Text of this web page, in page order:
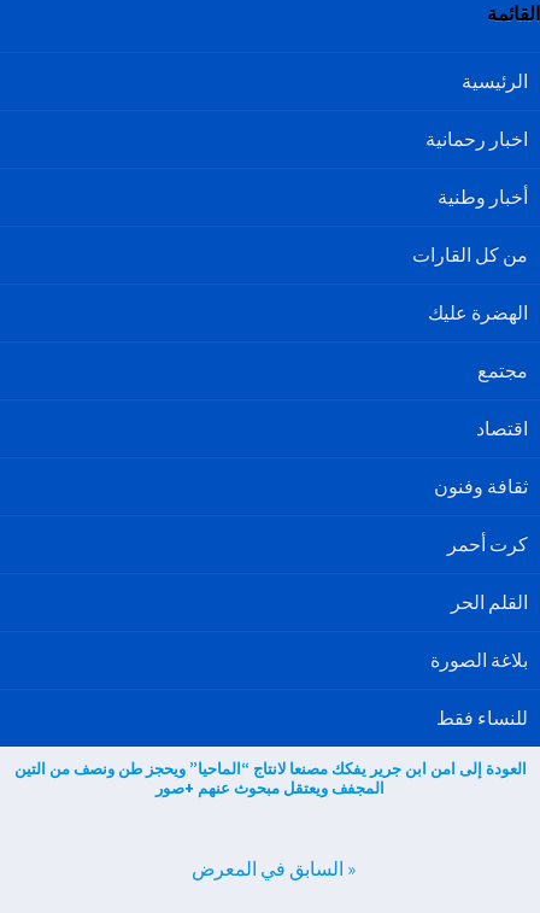
القائمة
الرئيسية
اخبار رحمانية
أخبار وطنية
من كل القارات
الهضرة عليك
مجتمع
اقتصاد
ثقافة وفنون
كرت أحمر
القلم الحر
بلاغة الصورة
للنساء فقط
العودة إلى امن ابن جرير يفكك مصنعا لانتاج “الماحيا” ويحجز طن ونصف من التين
المجفف ويعتقل مبحوث عنهم +صور
« السابق في المعرض